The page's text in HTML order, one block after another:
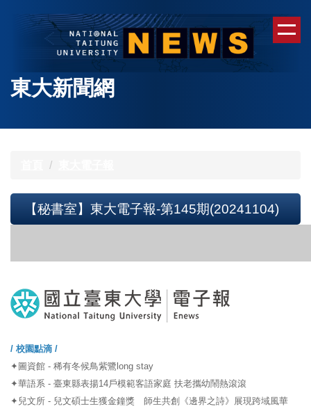
內
容
東大新聞網
【秘書室】東大電子報-第145期(20241104)
/ 校園點滴 /
✦圖資館 - 稀有冬候鳥紫鷺long stay
✦華語系 - 臺東縣表揚14戶模範客語家庭 扶老攜幼鬧熱滾滾
✦兒文所 - 兒文碩士生獲金鐘獎 師生共創《邊界之詩》展現跨域風華